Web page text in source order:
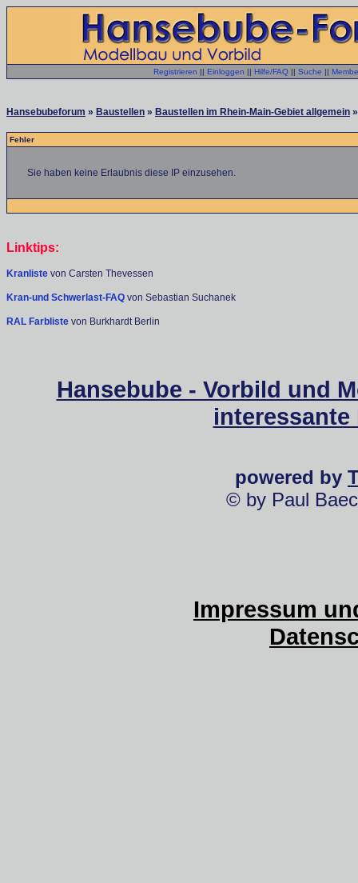
Registrieren || Einloggen || Hilfe/FAQ || Suche ||
Hansebubeforum » Baustellen » Baustellen im Rhein-Main-Gebiet allgemein
Fehler
Sie haben keine Erlaubnis diese IP einzusehen.
Linktips:
Kranliste von Carsten Thevessen
Kran-und Schwerlast-FAQ von Sebastian Suchanek
RAL Farbliste von Burkhardt Berlin
Hansebube - Vorbild und
powered by
© by Paul
Impressum